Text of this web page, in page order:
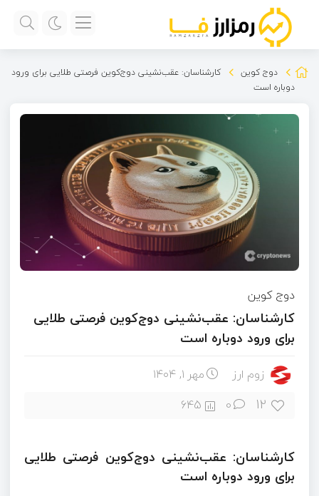
دوج کوین
کارشناسان: عقب‌نشینی دوج‌کوین فرصتی طلایی برای ورود
دوباره است
دوج کوین
کارشناسان: عقب‌نشینی دوج‌کوین فرصتی طلایی
برای ورود دوباره است
زوم ارز مهر ۱, ۱۴۰۴
12
0
645
کارشناسان: عقب‌نشینی دوج‌کوین فرصتی طلایی
برای ورود دوباره است